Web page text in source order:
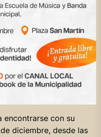
encontrarse con su
diciembre, desde las